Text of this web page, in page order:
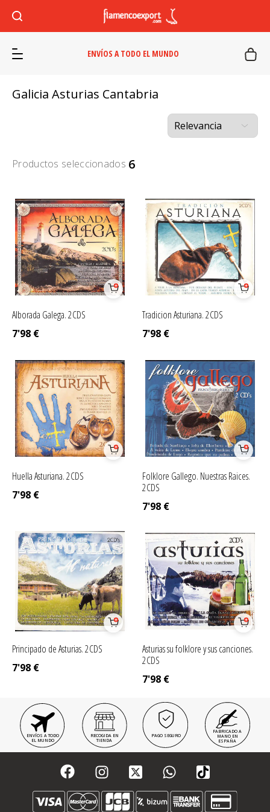
ENVÍOS A TODO EL MUNDO
Galicia Asturias Cantabria
Productos seleccionados 6
Alborada Galega. 2CDS
7'98 €
Tradicion Asturiana. 2CDS
7'98 €
Huella Asturiana. 2CDS
7'98 €
Folklore Gallego. Nuestras Raices.
2CDS
7'98 €
Principado de Asturias. 2CDS
7'98 €
Asturias su folklore y sus canciones.
2CDS
7'98 €
ENVÍOS A TODO
EL MUNDO
RECOGIDA EN
TIENDA
PAGO SEGURO
FABRICADO A
MANO EN
ESPAÑA